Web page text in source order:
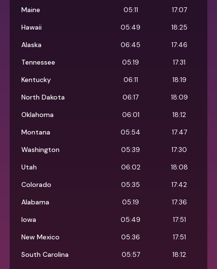
Maine
05:11
17:07
Hawaii
05:49
18:25
Alaska
06:45
17:46
Tennessee
05:19
17:31
Kentucky
06:11
18:19
North Dakota
06:17
18:09
Oklahoma
06:01
18:12
Montana
05:54
17:47
Washington
05:39
17:30
Utah
06:02
18:08
Colorado
05:35
17:42
Alabama
05:19
17:36
Iowa
05:49
17:51
New Mexico
05:36
17:51
South Carolina
05:57
18:12